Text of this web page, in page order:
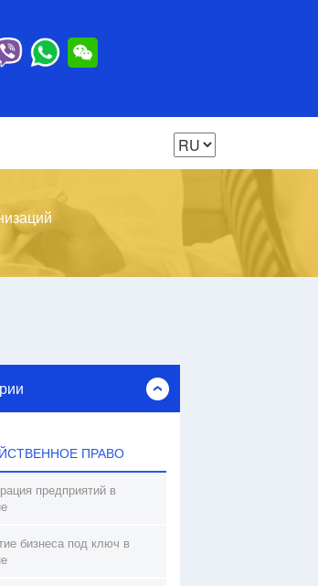
ПРАВО
предприятий в
бизнеса под ключ в